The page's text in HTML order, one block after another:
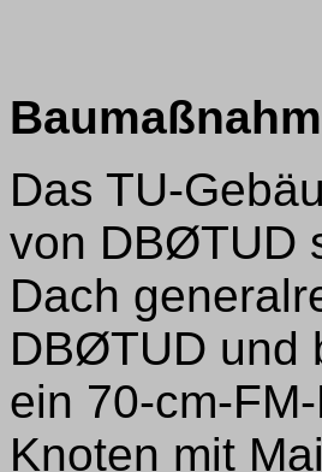
Das TU-
von DBØTUD
Dach
DBØTUD und
ein 70-cm-
Knoten mit